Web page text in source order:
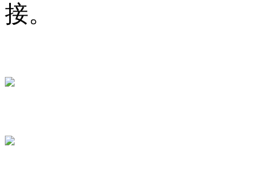
接。